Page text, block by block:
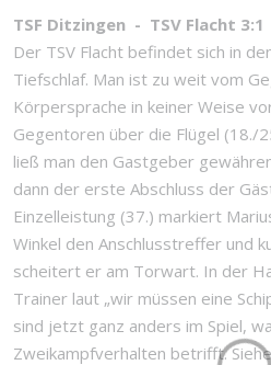
TSF Ditzingen - TSV Flacht
Der TSV Flacht befindet sich in
Tiefschlaf. Man ist zu weit vom
Körpersprache in keiner Weise
Gegentoren über die Flügel (18./
ließ man den Gastgeber
dann der erste Abschluss der
Einzelleistung (37.) markiert
Winkel den Anschlusstreffer und
scheitert er am Torwart. In der
Trainer laut „wir müssen eine
sind jetzt ganz anders im Spiel,
Zweikampfverhalten betrifft.